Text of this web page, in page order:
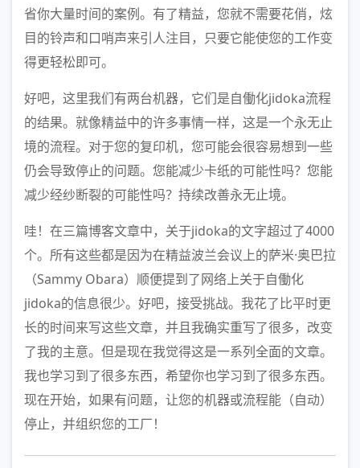
省你大量时间的案例。有了精益，您就不需要花俏，炫
目的铃声和口哨声来引人注目，只要它能使您的工作变
得更轻松即可。
好吧，这里我们有两台机器，它们是自働化jidoka流程
的结果。就像精益中的许多事情一样，这是一个永无止
境的流程。对于您的复印机，您可能会很容易想到一些
仍会导致停止的问题。您能减少卡纸的可能性吗？您能
减少经纱断裂的可能性吗？持续改善永无止境。
哇！在三篇博客文章中，关于jidoka的文字超过了4000
个。所有这些都是因为在精益波兰会议上的萨米·奥巴拉
（Sammy Obara）顺便提到了网络上关于自働化
jidoka的信息很少。好吧，接受挑战。我花了比平时更
长的时间来写这些文章，并且我确实重写了很多，改变
了我的主意。但是现在我觉得这是一系列全面的文章。
我也学习到了很多东西，希望你也学习到了很多东西。
现在开始，如果有问题，让您的机器或流程能（自动）
停止，并组织您的工厂！